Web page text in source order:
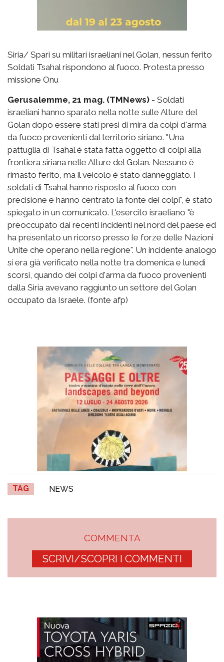
Siria/ Spari su militari israeliani nel Golan, nessun ferito
Soldati Tsahal rispondono al fuoco. Protesta presso
missione Onu
Gerusalemme, 21 mag. (TMNews) - Soldati
israeliani hanno sparato nella notte sulle Alture del
Golan dopo essere stati presi di mira da colpi d'arma
da fuoco provenienti dal territorio siriano. "Una
pattuglia di Tsahal è stata fatta oggetto di colpi alla
frontiera siriana nelle Alture del Golan. Nessuno è
rimasto ferito, ma il veicolo è stato danneggiato. I
soldati di Tsahal hanno risposto al fuoco con
precisione e hanno centrato la fonte dei colpi", è stato
spiegato in un comunicato. L'esercito israeliano "è
preoccupato dai recenti incidenti nel nord del paese ed
ha presentato un ricorso presso le forze delle Nazioni
Unite che operano nella regione". Un incidente analogo
si era già verificato nella notte tra domenica e lunedì
scorsi, quando dei colpi d'arma da fuoco provenienti
dalla Siria avevano raggiunto un settore del Golan
occupato da Israele. (fonte afp)
TAG NEWS
COMMENTA
SCRIVI/SCOPRI I COMMENTI